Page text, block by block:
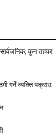
सार्वजनिक, कुन तहका
गर्ने व्यक्ति पक्राउ